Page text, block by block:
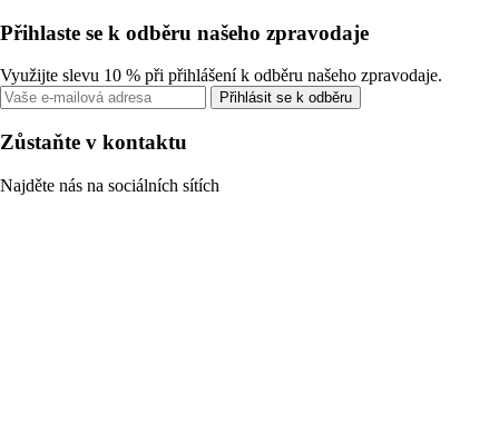
Přihlaste se k odběru našeho zpravodaje
Využijte slevu 10 % při přihlášení k odběru našeho zpravodaje.
Přihlásit se k odběru
Zůstaňte v kontaktu
Najděte nás na sociálních sítích